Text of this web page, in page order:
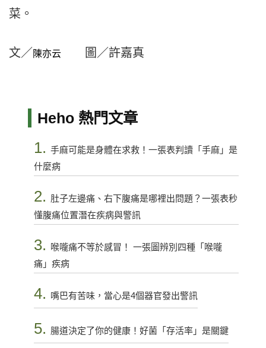
菜。
文／ 陳亦云 圖／許嘉真
Heho 熱門文章
1. 手麻可能是身體在求救！一張表判讀「手麻」是
什麼病
2. 肚子左邊痛、右下腹痛是哪裡出問題？一張表秒
懂腹痛位置潛在疾病與警訊
3.
喉嚨痛不等於感冒！ 一張圖辨別四種「喉嚨
痛」疾病
4. 嘴巴有苦味，當心是4個器官發出警訊
5. 腸道決定了你的健康！好菌「存活率」是關鍵